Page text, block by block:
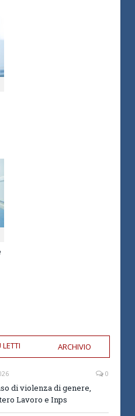
LETTI ARCHIVIO
0
di violenza di genere,
Lavoro e Inps